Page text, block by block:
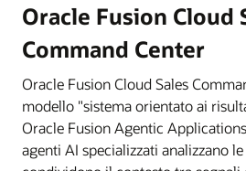
Oracle Fusion Cloud
Command Center
Oracle Fusion Cloud Sales
modello "sistema orientato ai
Oracle Fusion Agentic
agenti AI specializzati analizzano